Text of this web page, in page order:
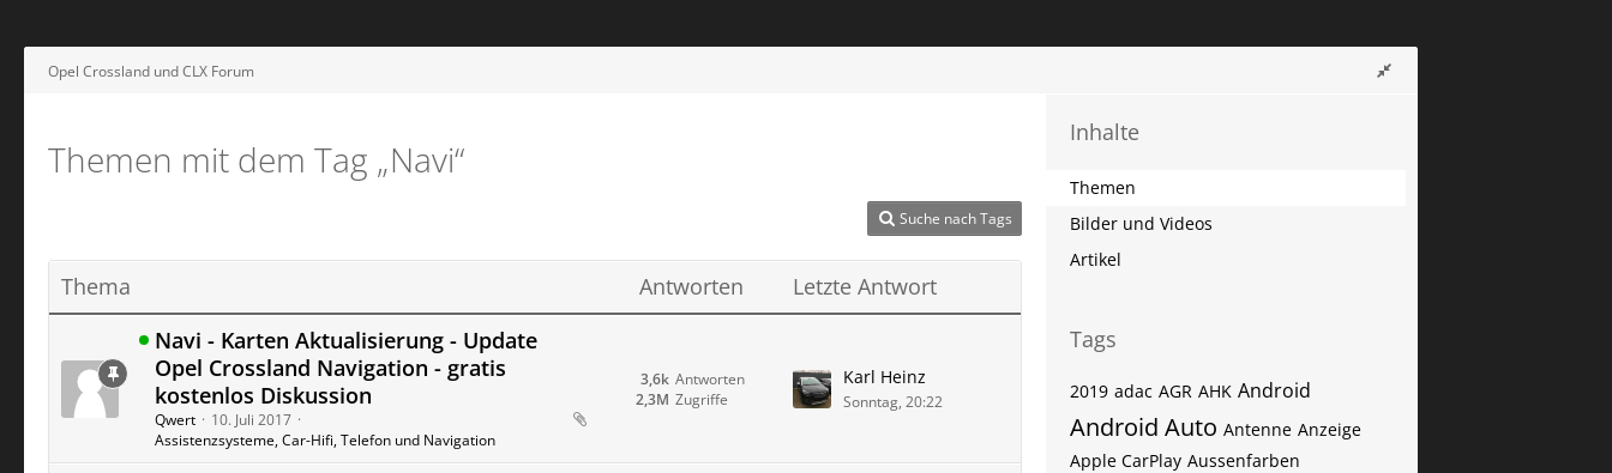
Opel Crossland und CLX Forum
Themen mit dem Tag „Navi“
Suche nach Tags
Thema Antworten
Letzte Antwort
Navi - Karten Aktualisierung - Update
Opel Crossland Navigation - gratis
kostenlos Diskussion
Qwert
10. Juli 2017
Assistenzsysteme, Car-Hifi, Telefon und Navigation
Antworten
3,6k
Zugriffe
2,3M
Karl Heinz
Sonntag, 20:22
Inhalte
Themen
Bilder und Videos
Artikel
Tags
2019 adac AGR AHK Android
Android Auto Antenne Anzeige
Apple CarPlay Aussenfarben